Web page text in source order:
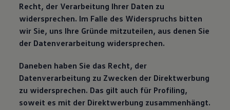
Recht, der Verarbeitung Ihrer Daten zu
widersprechen. Im Falle des Widerspruchs bitten
wir Sie, uns Ihre Gründe mitzuteilen, aus denen Sie
der Datenverarbeitung widersprechen.
Daneben haben Sie das Recht, der
Datenverarbeitung zu Zwecken der Direktwerbung
zu widersprechen. Das gilt auch für Profiling,
soweit es mit der Direktwerbung zusammenhängt.